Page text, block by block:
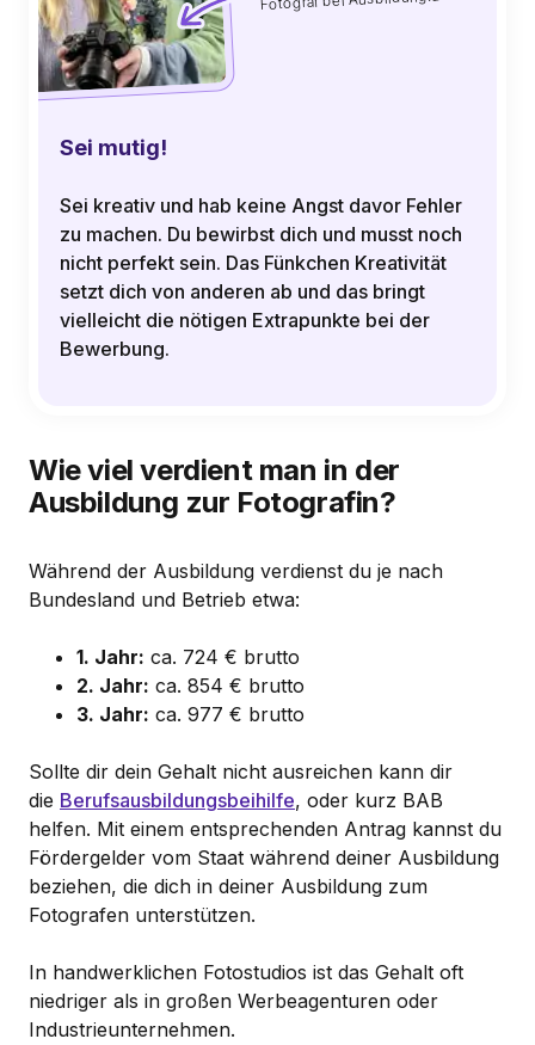
Sei mutig!
Sei kreativ und hab keine Angst davor Fehler
zu machen. Du bewirbst dich und musst noch
nicht perfekt sein. Das Fünkchen Kreativität
setzt dich von anderen ab und das bringt
vielleicht die nötigen Extrapunkte bei der
Bewerbung.
Wie viel verdient man in der
Ausbildung zur Fotografin?
Während der Ausbildung verdienst du je nach
Bundesland und Betrieb etwa:
1. Jahr: ca. 724 € brutto
2. Jahr: ca. 854 € brutto
3. Jahr: ca. 977 € brutto
Sollte dir dein Gehalt nicht ausreichen kann dir
die Berufsausbildungsbeihilfe, oder kurz BAB
helfen. Mit einem entsprechenden Antrag kannst du
Fördergelder vom Staat während deiner Ausbildung
beziehen, die dich in deiner Ausbildung zum
Fotografen unterstützen.
In handwerklichen Fotostudios ist das Gehalt oft
niedriger als in großen Werbeagenturen oder
Industrieunternehmen.